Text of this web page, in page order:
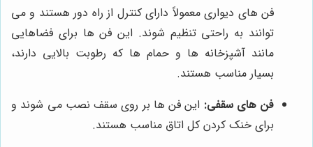
فن های دیواری معمولاً دارای کنترل از راه دور هستند و می
توانند به راحتی تنظیم شوند. این فن ها برای فضاهایی
مانند آشپزخانه ها و حمام ها که رطوبت بالایی دارند،
بسیار مناسب هستند.
فن های سقفی: این فن ها بر روی سقف نصب می شوند و
برای خنک کردن کل اتاق مناسب هستند.